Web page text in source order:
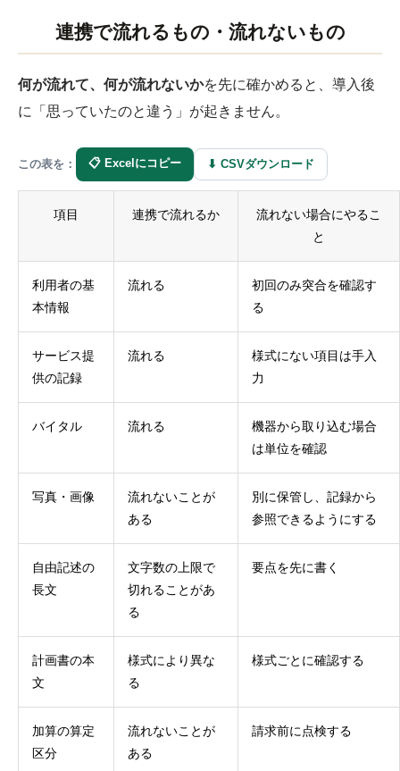
連携で流れるもの・流れないもの
何が流れて、何が流れないかを先に確かめると、導入後
に「思っていたのと違う」が起きません。
この表を： 📋 Excelにコピー ⬇ CSVダウンロード
項目 連携で流れるか
流れない場合にやるこ
と
利用者の基
本情報
流れる
初回のみ突合を確認す
る
サービス提
供の記録
流れる
様式にない項目は手入
力
バイタル 流れる
機器から取り込む場合
は単位を確認
写真・画像
流れないことが
ある
別に保管し、記録から
参照できるようにする
自由記述の
長文
文字数の上限で
切れることがあ
る
要点を先に書く
計画書の本
文
様式により異な
る
様式ごとに確認する
加算の算定
区分
流れないことが
ある
請求前に点検する